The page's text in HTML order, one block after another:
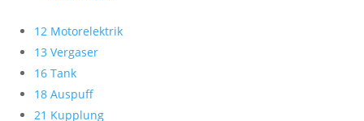
12 Motorelektrik
13 Vergaser
16 Tank
18 Auspuff
21 Kupplung